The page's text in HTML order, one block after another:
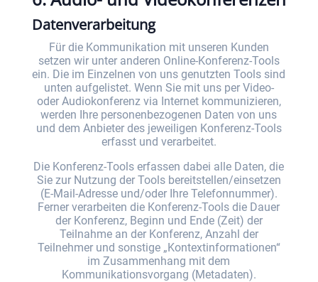
Datenverarbeitung
Für die Kommunikation mit unseren Kunden
setzen wir unter anderen Online-Konferenz-Tools
ein. Die im Einzelnen von uns genutzten Tools sind
unten aufgelistet. Wenn Sie mit uns per Video-
oder Audiokonferenz via Internet kommunizieren,
werden Ihre personenbezogenen Daten von uns
und dem Anbieter des jeweiligen Konferenz-Tools
erfasst und verarbeitet.
Die Konferenz-Tools erfassen dabei alle Daten, die
Sie zur Nutzung der Tools bereitstellen/einsetzen
(E-Mail-Adresse und/oder Ihre Telefonnummer).
Ferner verarbeiten die Konferenz-Tools die Dauer
der Konferenz, Beginn und Ende (Zeit) der
Teilnahme an der Konferenz, Anzahl der
Teilnehmer und sonstige „Kontextinformationen“
im Zusammenhang mit dem
Kommunikationsvorgang (Metadaten).